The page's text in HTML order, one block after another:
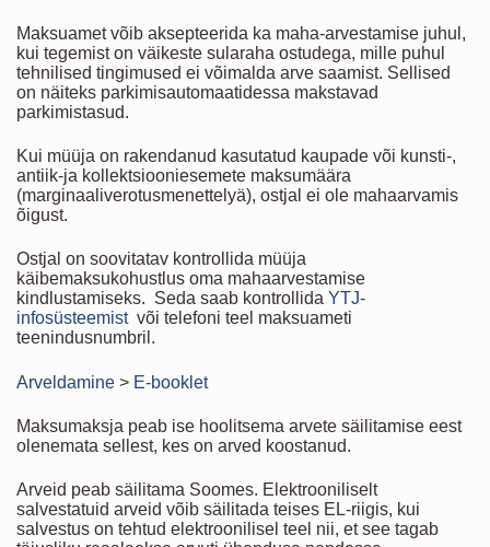
Maksuamet võib aksepteerida ka maha-arvestamise juhul,
kui tegemist on väikeste sularaha ostudega, mille puhul
tehnilised tingimused ei võimalda arve saamist. Sellised
on näiteks parkimisautomaatidessa makstavad
parkimistasud.
Kui müüja on rakendanud kasutatud kaupade või kunsti-,
antiik-ja kollektsiooniesemete maksumäära
(marginaaliverotusmenettelyä), ostjal ei ole mahaarvamis
õigust.
Ostjal on soovitatav kontrollida müüja
käibemaksukohustlus oma mahaarvestamise
kindlustamiseks. Seda saab kontrollida YTJ-
infosüsteemistvõi telefoni teel maksuameti
teenindusnumbril.
Arveldamine > E-booklet
Maksumaksja peab ise hoolitsema arvete säilitamise eest
olenemata sellest, kes on arved koostanud.
Arveid peab säilitama Soomes. Elektrooniliselt
salvestatuid arveid võib säilitada teises EL-riigis, kui
salvestus on tehtud elektroonilisel teel nii, et see tagab